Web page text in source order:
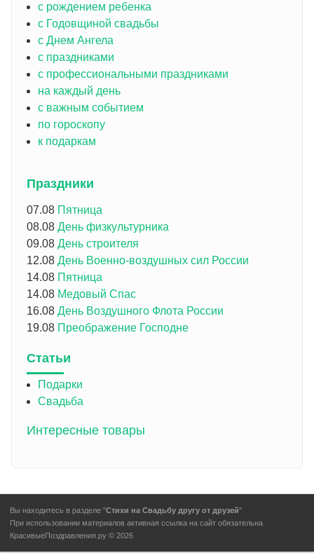
с рождением ребенка
с Годовщиной свадьбы
с Днем Ангела
с праздниками
с профессиональными праздниками
на каждый день
с важным событием
по гороскопу
к подаркам
Праздники
07.08 Пятница
08.08 День физкультурника
09.08 День строителя
12.08 День Военно-воздушных сил России
14.08 Пятница
14.08 Медовый Спас
16.08 День Воздушного Флота России
19.08 Преображение Господне
Статьи
Подарки
Свадьба
Интересные товары
Вы находитесь в разделе "Стихи на Свадьбу другу от друзей"
При использовании материалов активная ссылка на сайт обязательна
КрасивыеПоздравления.ру © 2026